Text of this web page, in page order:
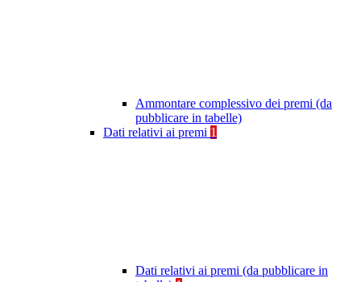
Ammontare complessivo dei premi (da
pubblicare in tabelle)
Dati relativi ai premi 1
Dati relativi ai premi (da pubblicare in